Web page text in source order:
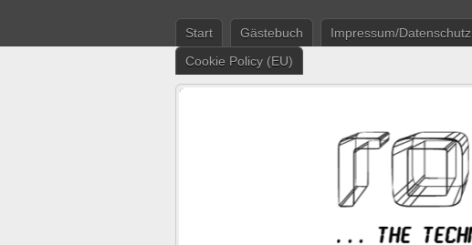
Start Gästebuch Impressum/Datenschutz
Cookie Policy (EU)